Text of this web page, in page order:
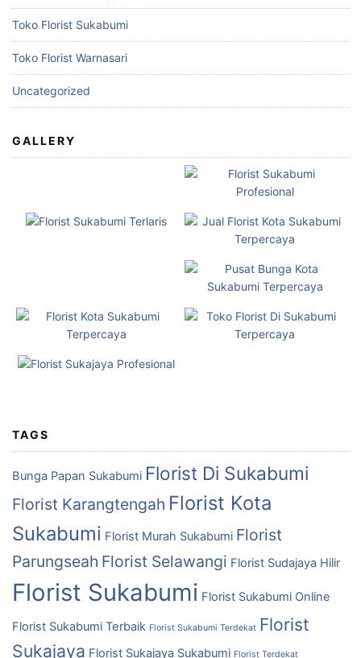
Toko Florist Sukabumi
Toko Florist Warnasari
Uncategorized
GALLERY
TAGS
Bunga Papan Sukabumi Florist Di Sukabumi
Florist Karangtengah Florist Kota
Sukabumi Florist Murah Sukabumi Florist
Parungseah Florist Selawangi Florist Sudajaya Hilir
Florist Sukabumi Florist Sukabumi Online
Florist Sukabumi Terbaik Florist Sukabumi Terdekat Florist
Sukajaya Florist Sukajaya Sukabumi Florist Terdekat